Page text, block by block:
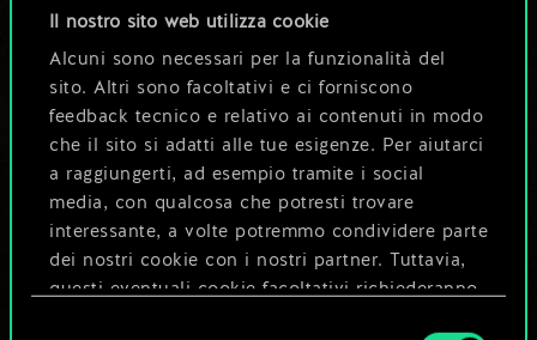
Il nostro sito web utilizza cookie
Alcuni sono necessari per la funzionalità del
sito. Altri sono facoltativi e ci forniscono
feedback tecnico e relativo ai contenuti in modo
che il sito si adatti alle tue esigenze. Per aiutarci
a raggiungerti, ad esempio tramite i social
media, con qualcosa che potresti trovare
interessante, a volte potremmo condividere parte
dei nostri cookie con i nostri partner. Tuttavia,
questi eventuali cookie facoltativi richiederanno
4 Giostra del torneo
5 4
4 4 Trasportatore di bombe
4 4 Zanne dell'Impero
3 4 Lanciere Alba x2